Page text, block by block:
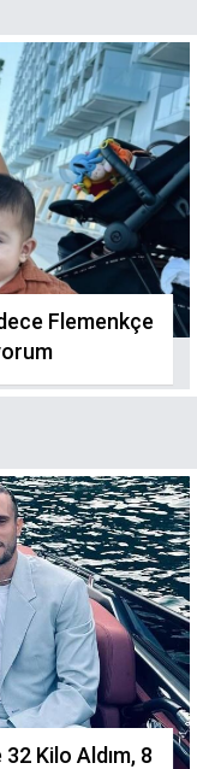
Flemenkçe
Kilo Aldım, 8